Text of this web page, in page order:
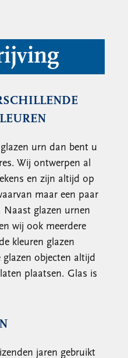
urn dan bent u
Wij ontwerpen al
en zijn altijd op
maar een paar
Naast glazen urnen
wij ook meerdere
kleuren glazen
glazen objecten altijd
plaatsen. Glas is
jaren gebruikt